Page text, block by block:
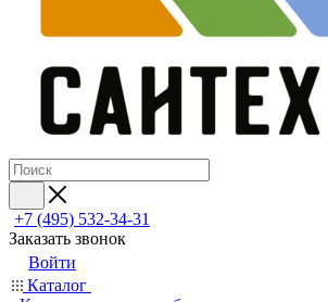
+7 (495) 532‑34‑31
Заказать звонок
Войти
Каталог